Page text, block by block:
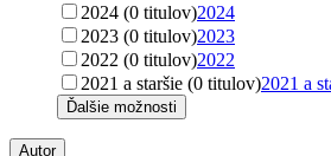
2024 (0 titulov)2024
2023 (0 titulov)2023
2022 (0 titulov)2022
2021 a staršie (0 titulov)2021 a
Ďalšie možnosti
Autor